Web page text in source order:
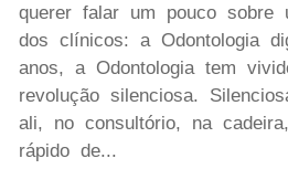
querer falar um pouco sobre
dos clínicos: a Odontologia
anos, a Odontologia tem
revolução silenciosa.
ali, no consultório, na
rápido de...